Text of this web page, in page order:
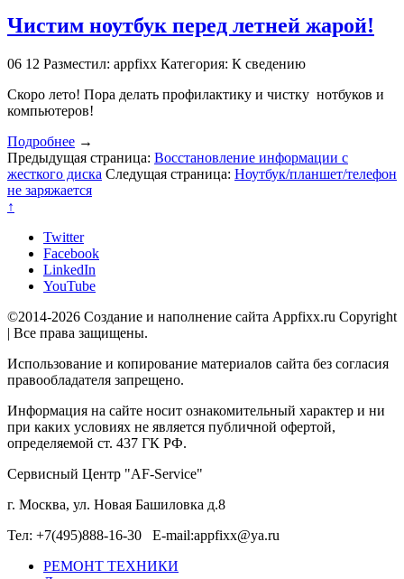
Чистим ноутбук перед летней жарой!
06 12 Разместил: appfixx Категория: К сведению
Скоро лето! Пора делать профилактику и чистку нотбуков и
компьютеров!
Подробнее →
Предыдущая страница: Восстановление информации с
жесткого диска Следущая страница: Ноутбук/планшет/телефон
не заряжается
↑
Twitter
Facebook
LinkedIn
YouTube
©2014-2026 Создание и наполнение сайта Appfixx.ru Copyright
| Все права защищены.
Использование и копирование материалов сайта без согласия
правообладателя запрещено.
Информация на сайте носит ознакомительный характер и ни
при каких условиях не является публичной офертой,
определяемой ст. 437 ГК РФ.
Сервисный Центр "AF-Service"
г. Москва, ул. Новая Башиловка д.8
Тел: +7(495)888-16-30 E-mail:appfixx@ya.ru
РЕМОНТ ТЕХНИКИ